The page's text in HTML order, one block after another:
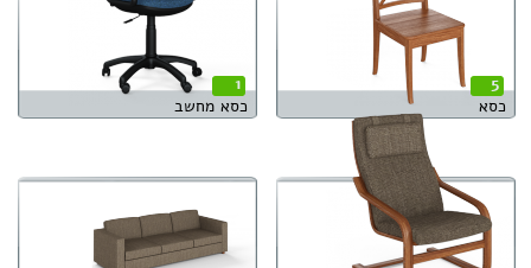
5
כסא
1
כסא מחשב